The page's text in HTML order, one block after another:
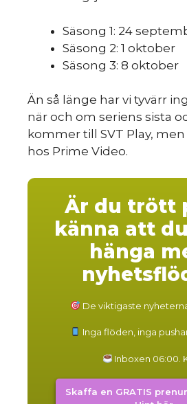
Säsong 1: 24
Säsong 2: 1 oktober
Säsong 3: 8 oktober
Än så länge har vi tyvärr
när och om seriens sista
kommer till SVT Play,
hos Prime Video.
Är du trött
känna att du
hänga
De viktigaste
Inga flöden, inga
Inboxen 06:00.
Skaffa en GRATIS